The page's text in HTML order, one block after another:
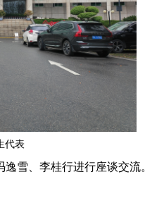
代表
雪、李桂行进行座谈交流。